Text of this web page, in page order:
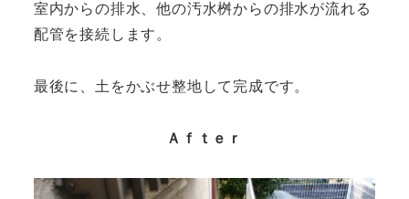
室内からの排水、他の汚水桝からの排水が流れる
配管を接続します。
最後に、土をかぶせ整地して完成です。
Ａｆｔｅｒ